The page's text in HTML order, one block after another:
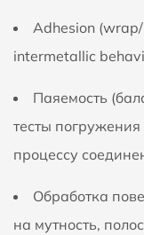
Аdhesion
intermetallic
Паяемость
тесты
процессу
Обработка
на мутность,